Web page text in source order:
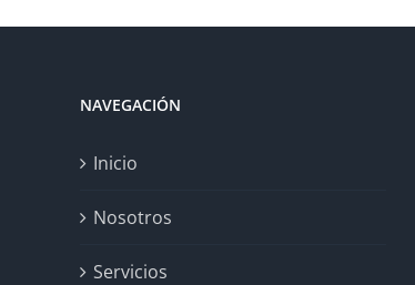
NAVEGACIÓN
Inicio
Nosotros
Servicios